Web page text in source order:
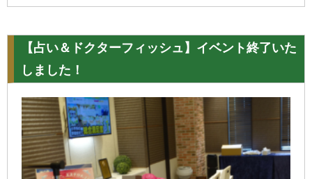
【占い＆ドクターフィッシュ】イベント終了いた
しました！